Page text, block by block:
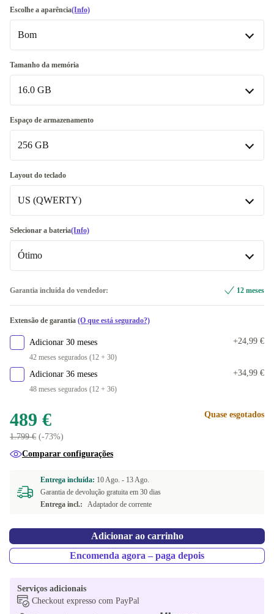
Escolhe a aparência(Info)
Bom
Bom
Muito bom +5 €
Excelente
Tamanho da memória
16.0 GB
16.0 GB
Disponível noutras configurações
32.0 GB
Espaço de armazenamento
256 GB
256 GB
512 GB +55 €
500 GB
Layout do teclado
US (QWERTY)
US (QWERTY)
CH (QWERTZ) +44,99 €
BE (AZERTY)
FR (AZERTY)
IT (QWERTY) +45,60 €
NL (QWERTY)
PT (QWERTY)
CZ (QWERTZ) +45,60 €
UK (QWERTY)
Selecionar a bateria(Info)
Ótimo
Disponível noutras configurações
Garantia incluída do vendedor: 12 meses
Extensão de garantia (O que está segurado?)
Adicionar 30 meses
42 meses segurados (12 + 30)
+24,99 €
Adicionar 36 meses
48 meses segurados (12 + 36)
+34,99 €
489 €
1.799 € (-73%)
Quase esgotados
Comparar configurações
Entrega incluída: 10 Ago. - 13 Ago.
Garantia de devolução gratuita em 30 dias
Entrega incl.:
Adaptador de corrente
Adicionar ao carrinho
Encomenda agora – paga depois
Serviços adicionais
Checkout expresso com PayPal